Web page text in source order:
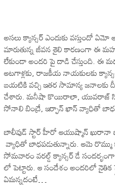
అసలు క్యాన్సర్ ఎందుకు వస్తుందో
మారుతున్న జీవన శైలి కారణంగా ఈ
లేకుండా అందరి పై దాడి చేస్తుంది. ఈ
ఆటగాళ్లకు, రాజకీయ నాయకులకు
బయటికి వచ్చి ఇతర సామాన్య జనాలకు
చేశారు. మనీషా కొయిరాలా, యువరాజ్
సోనాలి బింద్రే, ఇర్ఫాన్ ఖాన్ వ్యాధితో
బాలీవుడ్ స్టార్ హీరో ఆయుష్మాన్ ఖురానా
వ్యాధితో బాధపడుతున్నారు. ఆమె రొమ్ము
సోమవారం వరల్డ్ క్యాన్సర్ డే
లో పెట్టారు. ఆ సందేశం అందరిలో
ఏమన్నదంటే…